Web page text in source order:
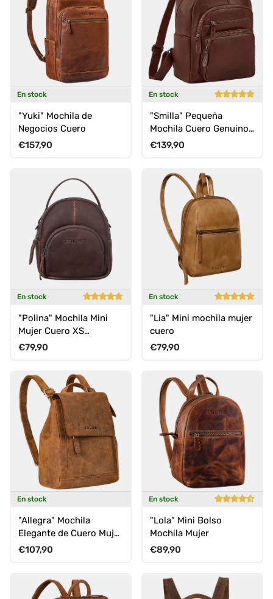
En stock
"Yuki" Mochila de
Negocios Cuero
Precio normal
€157,90
En stock
"Smilla" Pequeña
Mochila Cuero Genuino
para Mujer
Precio normal
€139,90
En stock
"Polina" Mochila Mini
Mujer Cuero XS
Pequeña City Backpack
Precio normal
€79,90
En stock
"Lia" Mini mochila mujer
cuero
Precio normal
€79,90
En stock
"Allegra" Mochila
Elegante de Cuero Mujer
Pequeña Estilo Vintage
Precio normal
€107,90
En stock
"Lola" Mini Bolso
Mochila Mujer
Precio normal
€89,90